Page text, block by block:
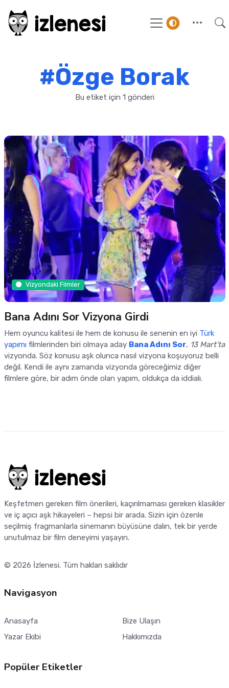
#Özge Borak
Bu etiket için 1 gönderi
Vizyondaki Filmler
Bana Adını Sor Vizyona Girdi
Hem oyuncu kalitesi ile hem de konusu ile senenin en iyi Türk
yapımıfilmlerinden biri olmaya aday Bana Adını Sor, 13 Mart'ta
vizyonda. Söz konusu aşk olunca nasıl vizyona koşuyoruz belli
değil. Kendi ile aynı zamanda vizyonda göreceğimiz diğer
filmlere göre, bir adım önde olan yapım, oldukça da iddialı.
Keşfetmen gereken film önerileri, kaçırılmaması gereken klasikler
ve iç açıcı aşk hikayeleri – hepsi bir arada. Sizin için özenle
seçilmiş fragmanlarla sinemanın büyüsüne dalın, tek bir yerde
unutulmaz bir film deneyimi yaşayın.
© 2026 İzlenesi. Tüm hakları saklıdır
Navigasyon
Anasayfa
Yazar Ekibi
Bize Ulaşın
Hakkımızda
Popüler Etiketler